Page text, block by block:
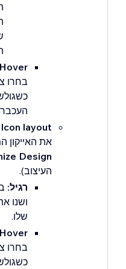
Hover
בחרו
Icon layout
את האייקון
Design
העיצוב).
רגיל:
ושנו
שלו.
Hover
בחרו